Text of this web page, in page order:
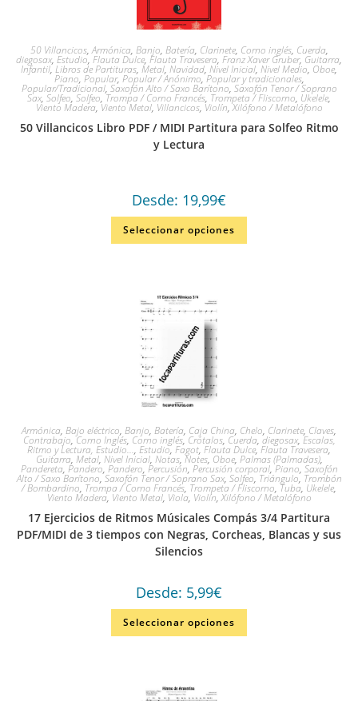
50 Villancicos,Armónica, Banjo, Batería, Clarinete, Corno inglés, Cuerda,
diegosax, Estudio, Flauta Dulce, Flauta Travesera, Franz Xaver Gruber, Guitarra,
Infantil,Libros de Partituras, Metal, Navidad, Nivel Inicial, Nivel Medio, Oboe,
Piano, Popular, Popular / Anónimo,Popular y tradicionales,
Popular/Tradicional, Saxofón Alto / Saxo Barítono, Saxofón Tenor / Soprano
Sax, Solfeo, Solfeo,Trompa / Corno Francés, Trompeta / Fliscorno, Ukelele,
Viento Madera,Viento Metal, Villancicos, Violín,Xilófono / Metalófono
50 Villancicos Libro PDF / MIDI Partitura para Solfeo Ritmo
y Lectura
Desde: 19,99€
Seleccionar opciones
Armónica, Bajo eléctrico, Banjo, Batería, Caja China, Chelo, Clarinete, Claves,
Contrabajo,Corno Inglés, Corno inglés, Crótalos, Cuerda, diegosax, Escalas,
Ritmo y Lectura, Estudio..., Estudio, Fagot, Flauta Dulce,Flauta Travesera,
Guitarra, Metal, Nivel Inicial, Notas, Notes, Oboe, Palmas (Palmadas),
Pandereta, Pandero, Pandero, Percusión, Percusión corporal,Piano, Saxofón
Alto / Saxo Barítono,Saxofón Tenor / Soprano Sax, Solfeo, Triángulo, Trombón
/ Bombardino, Trompa / Corno Francés, Trompeta / Fliscorno, Tuba, Ukelele,
Viento Madera, Viento Metal, Viola, Violín,Xilófono / Metalófono
17 Ejercicios de Ritmos Músicales Compás 3/4 Partitura
PDF/MIDI de 3 tiempos con Negras, Corcheas, Blancas y sus
Silencios
Desde: 5,99€
Seleccionar opciones